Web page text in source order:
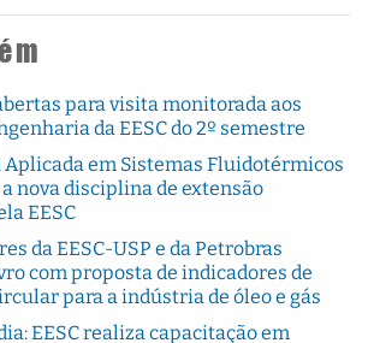
para visita monitorada aos
da EESC do 2º semestre
em Sistemas Fluidotérmicos
nova disciplina de extensão
EESC
da EESC-USP e da Petrobras
com proposta de indicadores de
para a indústria de óleo e gás
EESC realiza capacitação em